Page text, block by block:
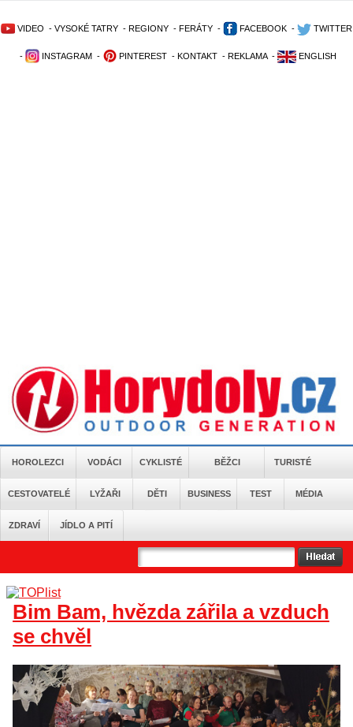
VIDEO - VYSOKÉ TATRY - REGIONY - FERÁTY - FACEBOOK - TWITTER
- INSTAGRAM - PINTEREST - KONTAKT - REKLAMA - ENGLISH
HOROLEZCI VODÁCI CYKLISTÉ BĚŽCI TURISTÉ
CESTOVATELÉ LYŽAŘI DĚTI BUSINESS TEST MÉDIA
ZDRAVÍ JÍDLO A PITÍ
Bim Bam, hvězda zářila a vzduch
se chvěl